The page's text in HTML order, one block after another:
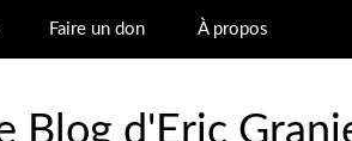
Faire un don À propos
Blog d'Eric